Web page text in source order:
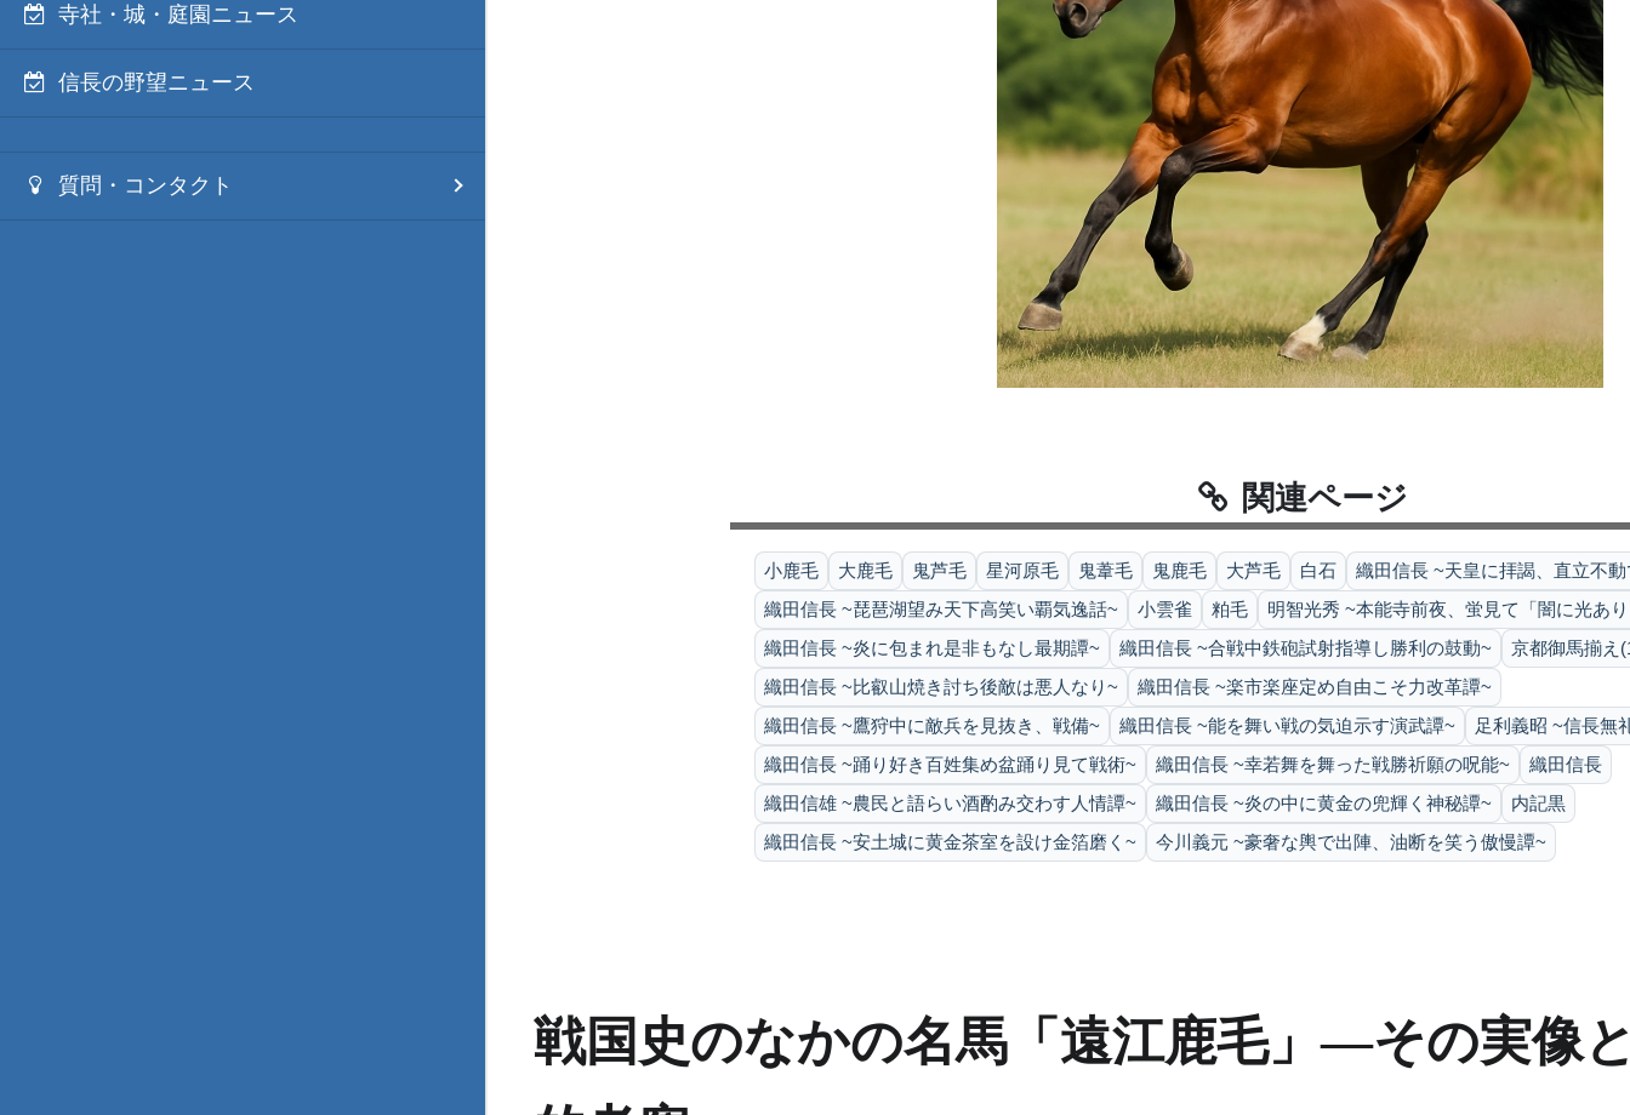
寺社・城・庭園ニュース
信長の野望ニュース
質問・コンタクト
関連ページ
小鹿毛 大鹿毛 鬼芦毛 星河原毛 鬼葦毛 鬼鹿毛 大芦毛 白石
織田信長 ~天皇に拝謁、直立不
織田信長 ~琵琶湖望み天下高笑い覇気逸話~
小雲雀 粕毛
明智光秀 ~本能寺前夜、蛍見て「闇に光あ
織田信長 ~炎に包まれ是非もなし最期譚~
織田信長 ~合戦中鉄砲試射指導し勝利の鼓動~
京都御馬揃え
織田信長 ~比叡山焼き討ち後敵は悪人なり~
織田信長 ~楽市楽座定め自由こそ力改革譚~
織田信長 ~鷹狩中に敵兵を見抜き、戦備~
織田信長 ~能を舞い戦の気迫示す演武譚~
足利義昭 ~信長無
織田信長 ~踊り好き百姓集め盆踊り見て戦術~
織田信長 ~幸若舞を舞った戦勝祈願の呪能~
織田信長
織田信雄 ~農民と語らい酒酌み交わす人情譚~
織田信長 ~炎の中に黄金の兜輝く神秘譚~
内記黒
織田信長 ~安土城に黄金茶室を設け金箔磨く~
今川義元 ~豪奢な輿で出陣、油断を笑う傲慢譚~
戦国史のなかの名馬「遠江鹿毛」―その実像